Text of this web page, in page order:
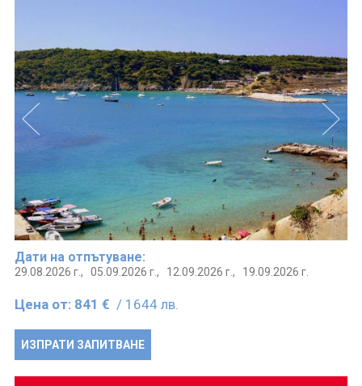
0700 18 308 Запитване
Дати на отпътуване:
29.08.2026 г., 05.09.2026 г., 12.09.2026 г., 19.09.2026 г.
Цена от: 841 € / 1644 лв.
ИЗПРАТИ ЗАПИТВАНЕ